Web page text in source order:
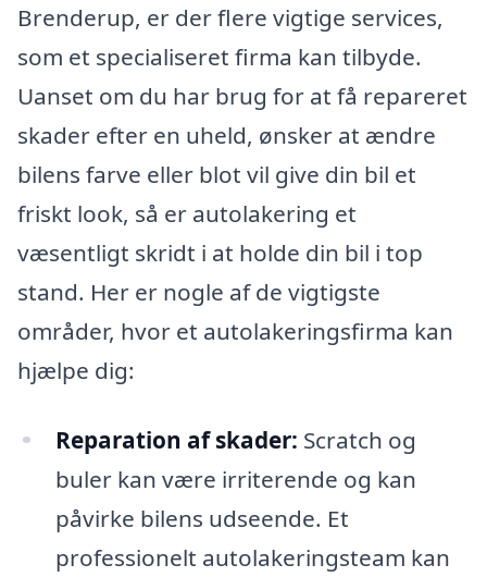
Brenderup, er der flere vigtige services,
som et specialiseret firma kan tilbyde.
Uanset om du har brug for at få repareret
skader efter en uheld, ønsker at ændre
bilens farve eller blot vil give din bil et
friskt look, så er autolakering et
væsentligt skridt i at holde din bil i top
stand. Her er nogle af de vigtigste
områder, hvor et autolakeringsfirma kan
hjælpe dig:
Reparation af skader: Scratch og
buler kan være irriterende og kan
påvirke bilens udseende. Et
professionelt autolakeringsteam kan